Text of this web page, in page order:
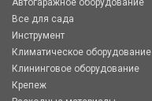
Автогаражное оборудование
Все для сада
Инструмент
Климатическое оборудование
Клининговое оборудование
Крепеж